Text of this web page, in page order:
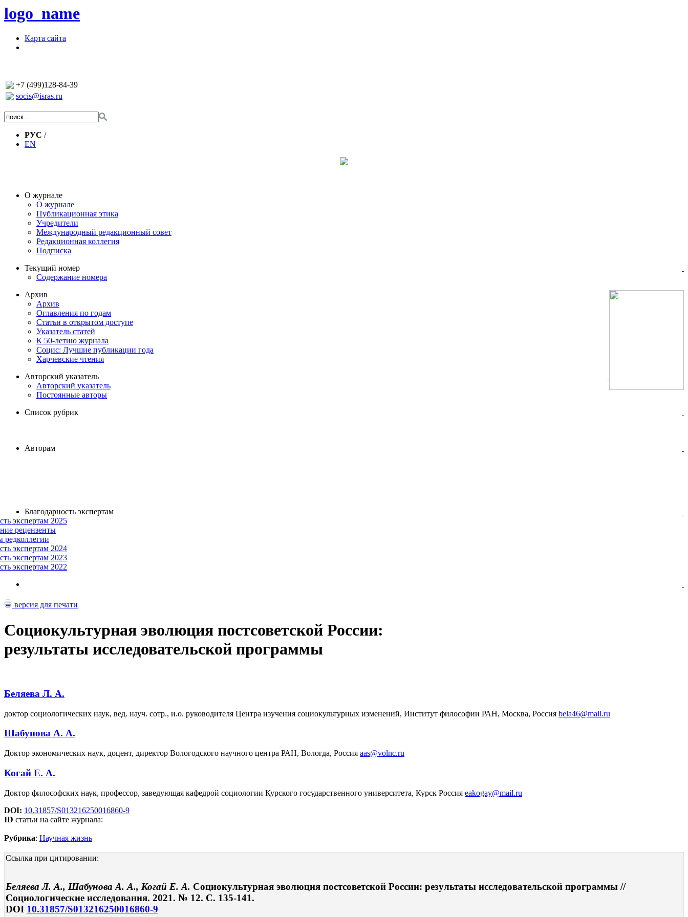
logo_name
Карта сайта
+7 (499)128-84-39
socis@isras.ru
РУС /
EN
О журнале
О журнале
Публикационная этика
Учредители
Международный редакционный совет
Редакционная коллегия
Подписка
Текущий номер
Содержание номера
Архив
Архив
Оглавления по годам
Статьи в открытом доступе
Указатель статей
К 50-летию журнала
Социс: Лучшие публикации года
Харчевские чтения
Авторский указатель
Авторский указатель
Постоянные авторы
Список рубрик
Авторам
Благодарность экспертам
экспертам 2025
рецензенты
редколлегии
экспертам 2024
экспертам 2023
экспертам 2022
версия для печати
Социокультурная эволюция постсоветской России:
результаты исследовательской программы
Беляева Л. А.
доктор социологических наук, вед. науч. сотр., и.о. руководителя Центра изучения социокультурных изменений, Институт философии РАН, Москва, Россия bela46@mail.ru
Шабунова А. А.
Доктор экономических наук, доцент, директор Вологодского научного центра РАН, Вологда, Россия aas@volnc.ru
Когай Е. А.
Доктор философских наук, профессор, заведующая кафедрой социологии Курского государственного университета, Курск Россия eakogay@mail.ru
DOI: 10.31857/S013216250016860-9
ID статьи на сайте журнала:
Рубрика: Научная жизнь
Ссылка при цитировании:
Беляева Л. А., Шабунова А. А., Когай Е. А. Социокультурная эволюция постсоветской России: результаты исследовательской программы //
Социологические исследования. 2021. № 12. С. 135-141.
DOI 10.31857/S013216250016860-9